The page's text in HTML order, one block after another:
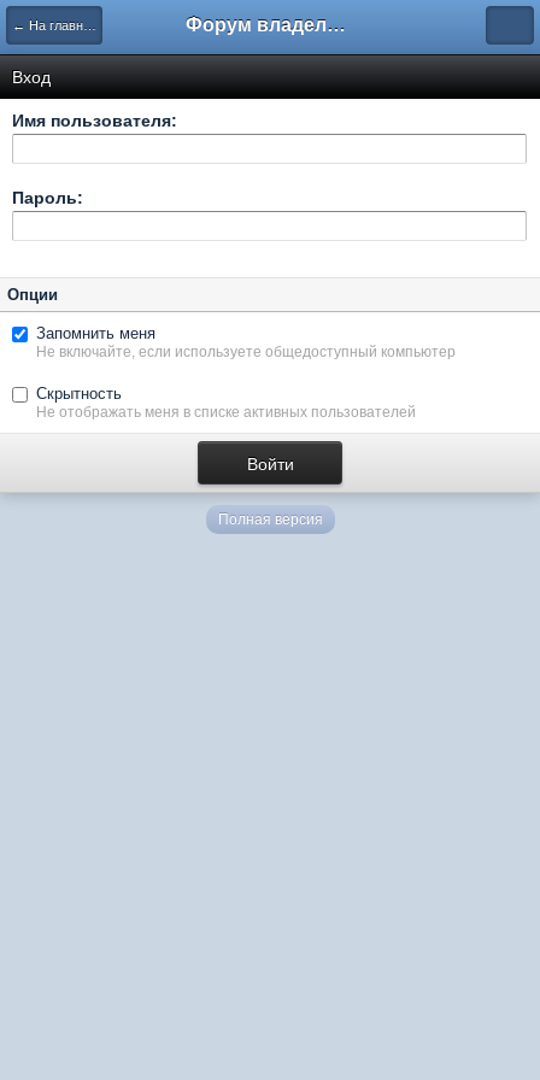
← На главную Форум владельцев интернет-магазинов
Вход
Имя пользователя:
Пароль:
Опции
Запомнить меня
Не включайте, если используете общедоступный компьютер
Скрытность
Не отображать меня в списке активных пользователей
Полная версия